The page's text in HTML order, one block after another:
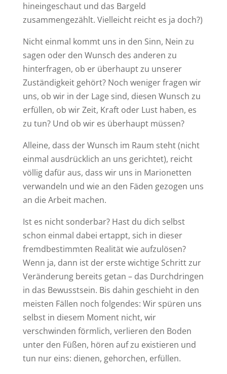
hineingeschaut und das Bargeld
zusammengezählt. Vielleicht reicht es ja doch?)
Nicht einmal kommt uns in den Sinn, Nein zu
sagen oder den Wunsch des anderen zu
hinterfragen, ob er überhaupt zu unserer
Zuständigkeit gehört? Noch weniger fragen wir
uns, ob wir in der Lage sind, diesen Wunsch zu
erfüllen, ob wir Zeit, Kraft oder Lust haben, es
zu tun? Und ob wir es überhaupt müssen?
Alleine, dass der Wunsch im Raum steht (nicht
einmal ausdrücklich an uns gerichtet), reicht
völlig dafür aus, dass wir uns in Marionetten
verwandeln und wie an den Fäden gezogen uns
an die Arbeit machen.
Ist es nicht sonderbar? Hast du dich selbst
schon einmal dabei ertappt, sich in dieser
fremdbestimmten Realität wie aufzulösen?
Wenn ja, dann ist der erste wichtige Schritt zur
Veränderung bereits getan – das Durchdringen
in das Bewusstsein. Bis dahin geschieht in den
meisten Fällen noch folgendes: Wir spüren uns
selbst in diesem Moment nicht, wir
verschwinden förmlich, verlieren den Boden
unter den Füßen, hören auf zu existieren und
tun nur eins: dienen, gehorchen, erfüllen.